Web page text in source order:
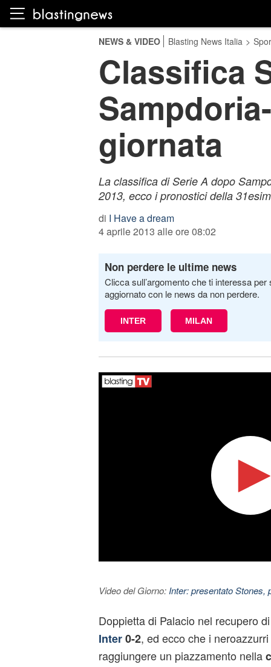
NEWS & VIDEO Blasting News Italia >
Classifica
giornata
La classifica di Serie A dopo
2013, ecco i pronostici della
di I Have a dream
4 aprile 2013 alle ore 08:02
Non perdere le ultime news
Clicca sull’argomento che ti interessa
aggiornato con le news da non perdere.
INTER MILAN
Video del Giorno: Inter: presentato Stones,
Doppietta di Palacio nel recupero di
Inter0-2, ed ecco che i
raggiungere un piazzamento nella